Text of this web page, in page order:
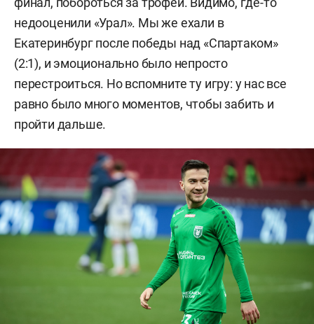
недооценили «Урал». Мы же ехали в
Екатеринбург после победы над «Спартаком»
(2:1), и эмоционально было непросто
перестроиться. Но вспомните ту игру: у нас все
равно было много моментов, чтобы забить и
пройти дальше.